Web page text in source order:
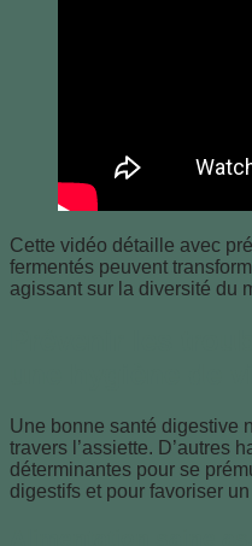
Cette vidéo détaille avec
fermentés peuvent
agissant sur la diversité du
Une bonne santé digestive
travers l’assiette. D’autres
déterminantes pour se
digestifs et pour favoriser